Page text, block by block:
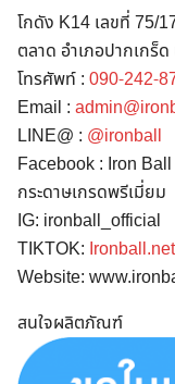
for:
โกดัง K14 เลขที่ 75/
ตลาด อำเภอปากเกร็
โทรศัพท์ : 090-242-
Email :
LINE@ : @ironball
Facebook : Iron
กระดาษเกรดพรีเมี่ยม
IG: ironball_official
TIKTOK: Ironball.net
Website:
สนใจผลิตภัณฑ์